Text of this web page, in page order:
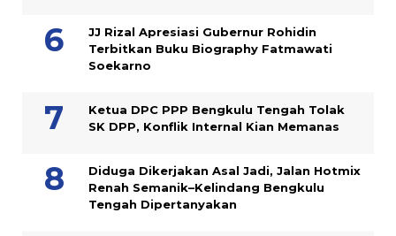
JJ Rizal Apresiasi Gubernur Rohidin
Terbitkan Buku Biography Fatmawati
Soekarno
Ketua DPC PPP Bengkulu Tengah Tolak
SK DPP, Konflik Internal Kian Memanas
Diduga Dikerjakan Asal Jadi, Jalan Hotmix
Renah Semanik–Kelindang Bengkulu
Tengah Dipertanyakan